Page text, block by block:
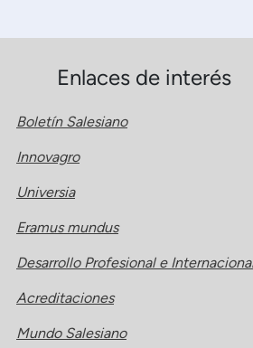
Enlaces de interés
Boletín Salesiano
Innovagro
Universia
Eramus mundus
Desarrollo Profesional e
Acreditaciones
Mundo Salesiano